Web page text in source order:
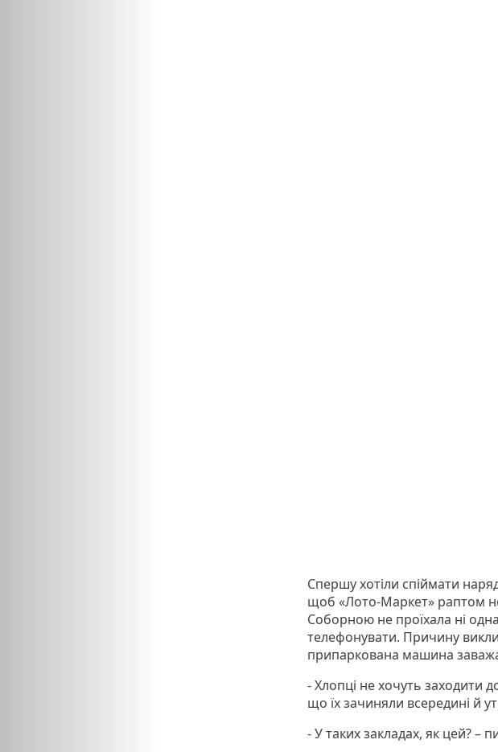
Спершу хотіли спіймати
щоб «Лото-Маркет» раптом
Соборною не проїхала ні
телефонувати. Причину
припаркована машина
- Хлопці не хочуть заходити
що їх зачиняли всередині й
- У таких закладах, як цей? –